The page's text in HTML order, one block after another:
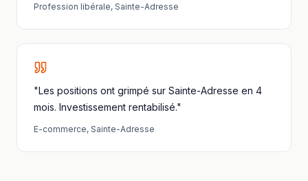
Profession libérale, Sainte-Adresse
"Les positions ont grimpé sur Sainte-Adresse en 4
mois. Investissement rentabilisé."
E-commerce, Sainte-Adresse